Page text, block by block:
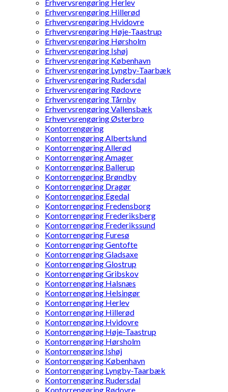
Erhvervsrengøring Herlev
Erhvervsrengøring Hillerød
Erhvervsrengøring Hvidovre
Erhvervsrengøring Høje-Taastrup
Erhvervsrengøring Hørsholm
Erhvervsrengøring Ishøj
Erhvervsrengøring København
Erhvervsrengøring Lyngby-Taarbæk
Erhvervsrengøring Rudersdal
Erhvervsrengøring Rødovre
Erhvervsrengøring Tårnby
Erhvervsrengøring Vallensbæk
Erhvervsrengøring Østerbro
Kontorrengøring
Kontorrengøring Albertslund
Kontorrengøring Allerød
Kontorrengøring Amager
Kontorrengøring Ballerup
Kontorrengøring Brøndby
Kontorrengøring Dragør
Kontorrengøring Egedal
Kontorrengøring Fredensborg
Kontorrengøring Frederiksberg
Kontorrengøring Frederikssund
Kontorrengøring Furesø
Kontorrengøring Gentofte
Kontorrengøring Gladsaxe
Kontorrengøring Glostrup
Kontorrengøring Gribskov
Kontorrengøring Halsnæs
Kontorrengøring Helsingør
Kontorrengøring Herlev
Kontorrengøring Hillerød
Kontorrengøring Hvidovre
Kontorrengøring Høje-Taastrup
Kontorrengøring Hørsholm
Kontorrengøring Ishøj
Kontorrengøring København
Kontorrengøring Lyngby-Taarbæk
Kontorrengøring Rudersdal
Kontorrengøring Rødovre